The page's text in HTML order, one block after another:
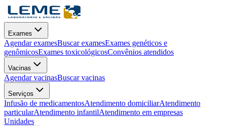
Exames
Agendar examesBuscar examesExames genéticos e
genômicosExames toxicológicosConvênios atendidos
Vacinas
Agendar vacinasBuscar vacinas
Serviços
Infusão de medicamentosAtendimento domiciliarAtendimento
particularAtendimento infantilAtendimento em empresas
Unidades